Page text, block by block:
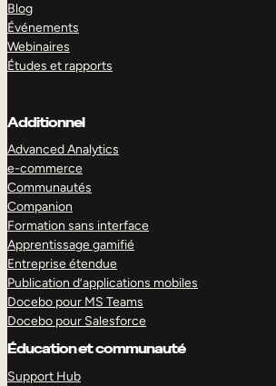
Blog
Événements
Webinaires
Études et rapports
Additionnel
Advanced Analytics
e-commerce
Communautés
Companion
Formation sans interface
Apprentissage gamifié
Entreprise étendue
Publication d’applications mobiles
Docebo pour MS Teams
Docebo pour Salesforce
Éducation et communauté
Support Hub